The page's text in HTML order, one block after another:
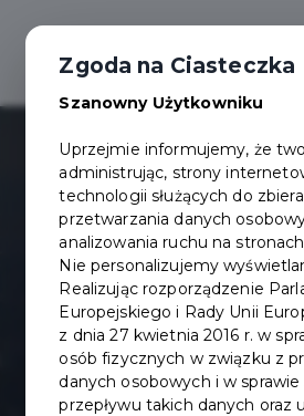
Zgoda na Ciasteczka
Szanowny Użytkowniku
Uprzejmie informujemy, że
administrując, strony
technologii służących do
przetwarzania danych
analizowania ruchu na
Nie personalizujemy
Realizując rozporządzenie
Europejskiego i Rady Unii
z dnia 27 kwietnia 2016 r. w
osób fizycznych w związku z
danych osobowych i w
przepływu takich danych oraz